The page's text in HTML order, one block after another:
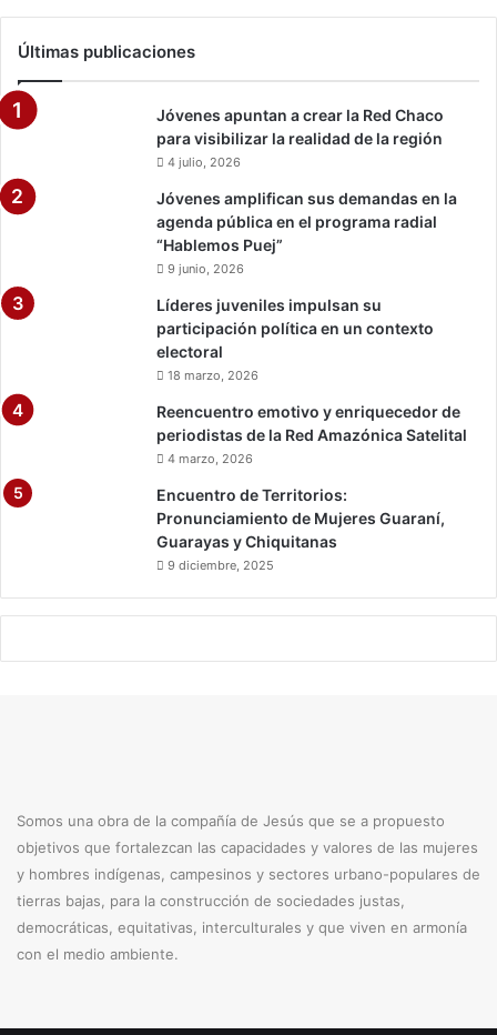
Últimas publicaciones
Jóvenes apuntan a crear la Red Chaco
para visibilizar la realidad de la región
4 julio, 2026
Jóvenes amplifican sus demandas en la
agenda pública en el programa radial
“Hablemos Puej”
9 junio, 2026
Líderes juveniles impulsan su
participación política en un contexto
electoral
18 marzo, 2026
Reencuentro emotivo y enriquecedor de
periodistas de la Red Amazónica Satelital
4 marzo, 2026
Encuentro de Territorios:
Pronunciamiento de Mujeres Guaraní,
Guarayas y Chiquitanas
9 diciembre, 2025
Somos una obra de la compañía de Jesús que se a propuesto
objetivos que fortalezcan las capacidades y valores de las mujeres
y hombres indígenas, campesinos y sectores urbano-populares de
tierras bajas, para la construcción de sociedades justas,
democráticas, equitativas, interculturales y que viven en armonía
con el medio ambiente.